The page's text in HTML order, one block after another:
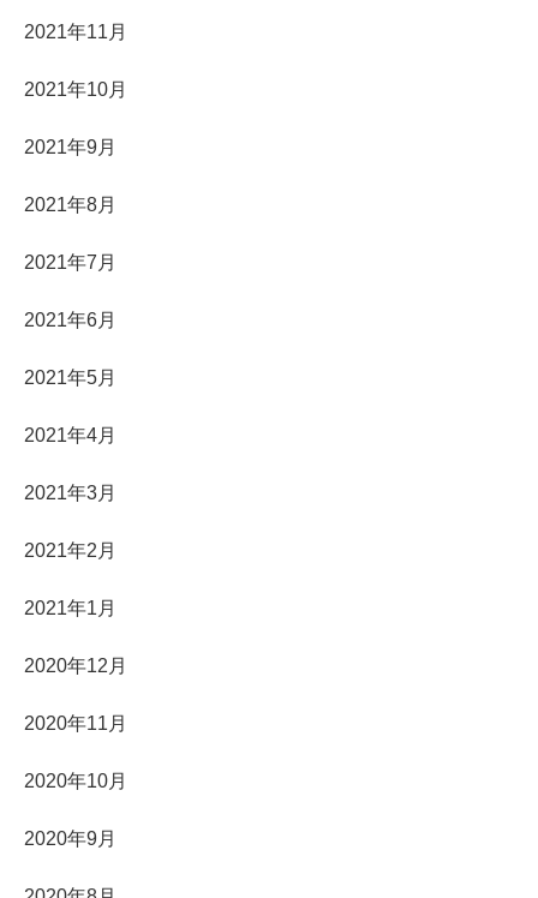
2021年11月
2021年10月
2021年9月
2021年8月
2021年7月
2021年6月
2021年5月
2021年4月
2021年3月
2021年2月
2021年1月
2020年12月
2020年11月
2020年10月
2020年9月